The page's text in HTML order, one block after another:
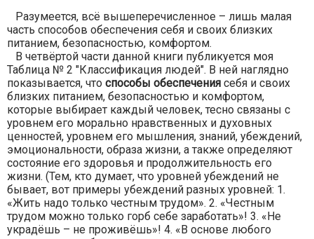
Разумеется, всё вышеперечисленное – лишь малая
часть способов обеспечения себя и своих близких
питанием, безопасностью, комфортом.
В четвёртой части данной книги публикуется моя
Таблица № 2 "Классификация людей". В ней наглядно
показывается, что способы обеспечения себя и своих
близких питанием, безопасностью и комфортом,
которые выбирает каждый человек, тесно связаны с
уровнем его морально нравственных и духовных
ценностей, уровнем его мышления, знаний, убеждений,
эмоциональности, образа жизни, а также определяют
состояние его здоровья и продолжительность его
жизни. (Тем, кто думает, что уровней убеждений не
бывает, вот примеры убеждений разных уровней: 1.
«Жить надо только честным трудом». 2. «Честным
трудом можно только горб себе заработать»! 3. «Не
украдёшь – не проживёшь»! 4. «В основе любого